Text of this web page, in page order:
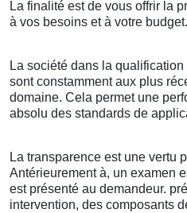
La finalité est de vous offrir la
à vos besoins et à votre budget.
La société dans la
sont constamment aux plus
domaine. Cela permet une
absolu des standards de
La transparence est une vertu
Antérieurement à, un examen
est présenté au demandeur.
intervention, des composants